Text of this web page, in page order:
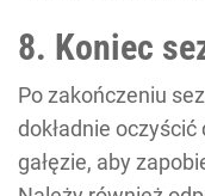
8. Koniec
Po zakończeniu
dokładnie
gałęzie, aby